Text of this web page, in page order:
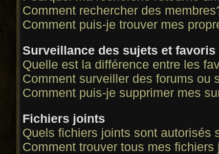
Comment rechercher des
Comment puis-je trouver mes
Surveillance des sujets et favoris
Quelle est la différence entre les
Comment surveiller des forums ou
Comment puis-je supprimer mes
Fichiers joints
Quels fichiers joints sont autorisés
Comment trouver tous mes fichiers